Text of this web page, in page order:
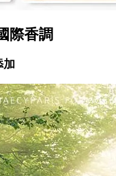
際香調
加